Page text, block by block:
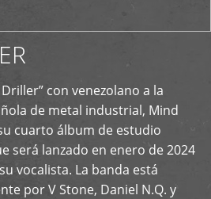
con venezolano a la
de metal industrial, Mind
cuarto álbum de estudio
será lanzado en enero de 2024
vocalista. La banda está
por V Stone, Daniel N.Q. y
+